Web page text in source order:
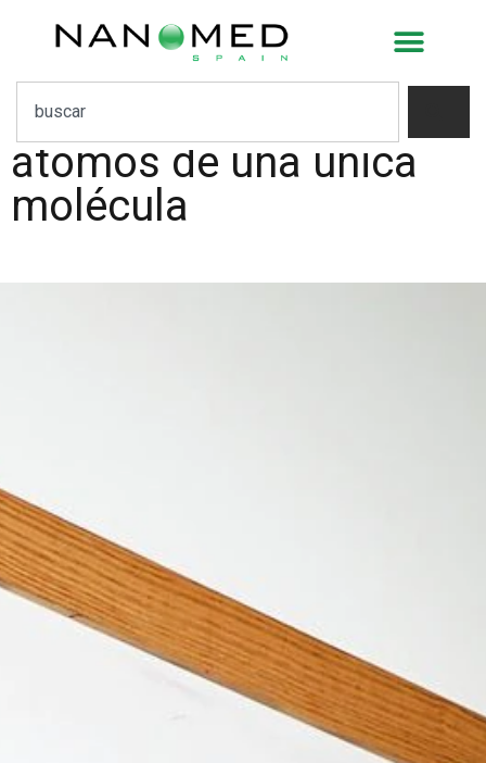
La humanidad logra por
primera vez modificar
los enlaces entre
átomos de una única
molécula